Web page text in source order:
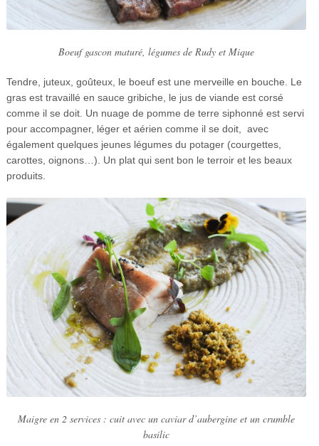
Boeuf gascon maturé, légumes de Rudy et Mique
Tendre, juteux, goûteux, le boeuf est une merveille en bouche. Le
gras est travaillé en sauce gribiche, le jus de viande est corsé
comme il se doit. Un nuage de pomme de terre siphonné est servi
pour accompagner, léger et aérien comme il se doit, avec
également quelques jeunes légumes du potager (courgettes,
carottes, oignons…). Un plat qui sent bon le terroir et les beaux
produits.
Maigre en 2 services : cuit avec un caviar d’aubergine et un crumble
basilic